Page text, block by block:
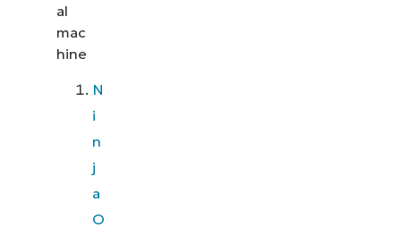
al
mac
hine
N
i
n
j
a
O